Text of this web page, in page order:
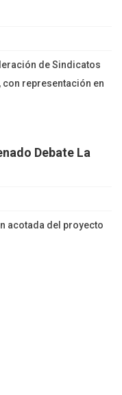
de Sindicatos
con representación en
Debate La
acotada del proyecto